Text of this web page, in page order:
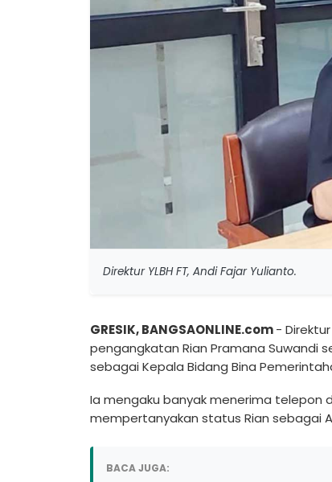
Direktur YLBH FT, Andi Fajar Yulianto.
GRESIK, BANGSAONLINE.com- Direktur
pengangkatan Rian Pramana Suwandi
sebagai Kepala Bidang Bina
Ia mengaku banyak menerima telepon
mempertanyakan status Rian sebagai
BACA JUGA: